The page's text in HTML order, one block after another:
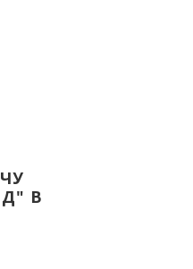
с целью -